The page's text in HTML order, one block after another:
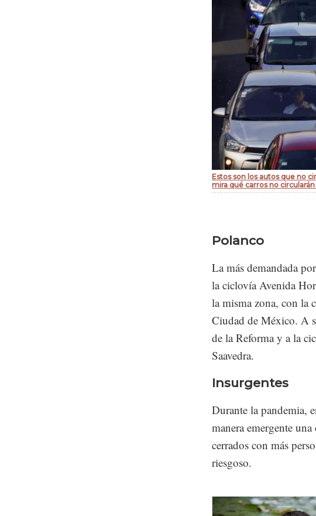
Estos son los autos que no
mira qué carros no
Polanco
La más demandada
la ciclovía Avenida
la misma zona, con la
Ciudad de México. A
de la Reforma y a la
Saavedra.
Insurgentes
Durante la pandemia,
manera emergente
cerrados con más
riesgoso.